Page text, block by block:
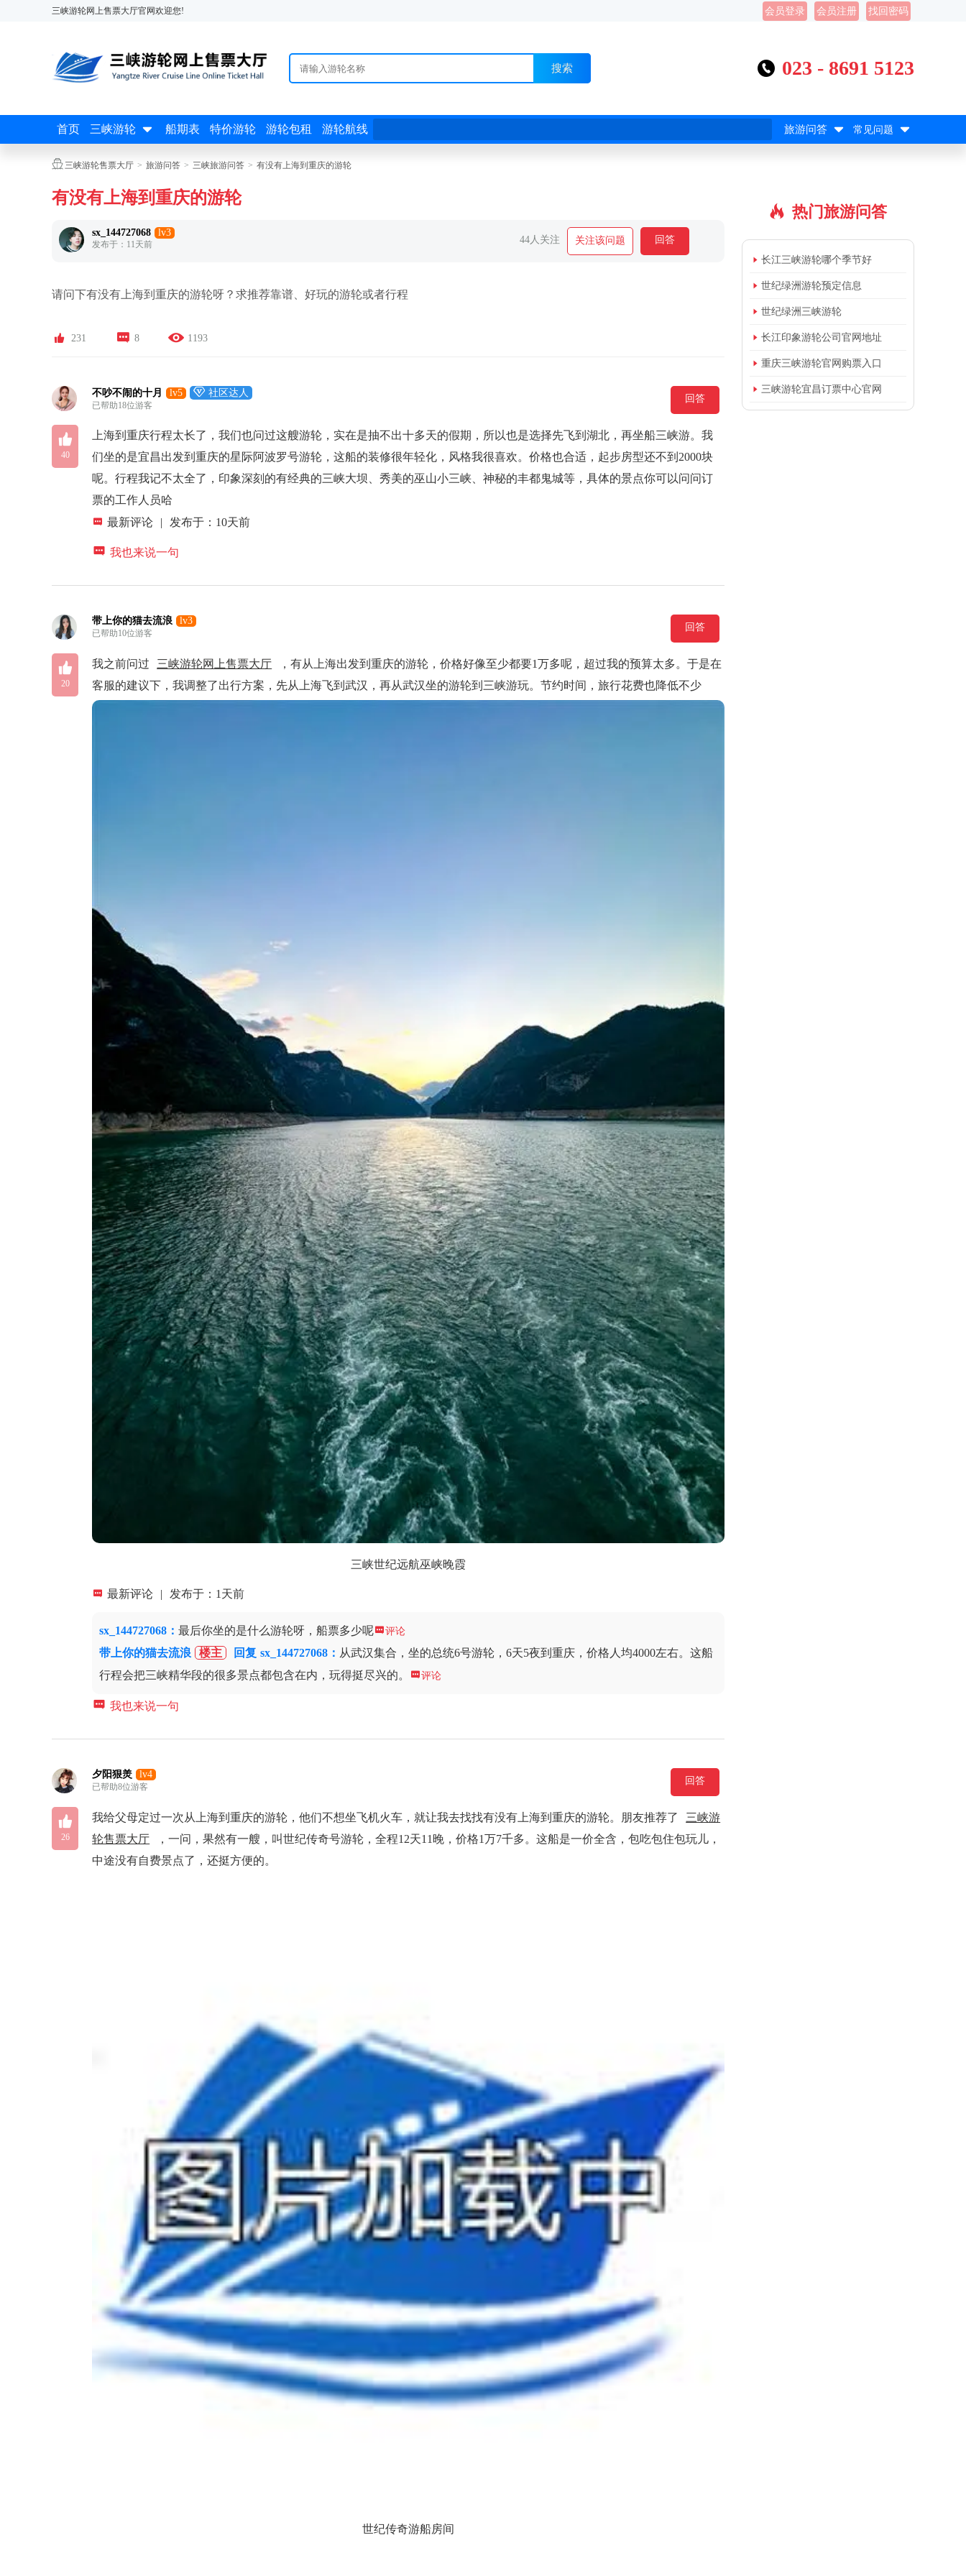
三峡游轮网上售票大厅官网欢迎您! 会员登录 会员注册 找回密码
搜索  023 - 8691 5123
首页 三峡游轮  船期表 特价游轮 游轮包租 游轮航线 旅游问答  常见问题 
三峡游轮售票大厅 > 旅游问答 > 三峡旅游问答 > 有没有上海到重庆的游轮
有没有上海到重庆的游轮
sx_144727068 lv3
发布于：11天前 44人关注 关注该问题 回答
请问下有没有上海到重庆的游轮呀？求推荐靠谱、好玩的游轮或者行程
 231  8  1193
不吵不闹的十月 lv5  社区达人
已帮助18位游客
回答

40
上海到重庆行程太长了，我们也问过这艘游轮，实在是抽不出十多天的假期，所以也是选择先飞到湖北，再坐船三峡游。我
们坐的是宜昌出发到重庆的星际阿波罗号游轮，这船的装修很年轻化，风格我很喜欢。价格也合适，起步房型还不到2000块
呢。行程我记不太全了，印象深刻的有经典的三峡大坝、秀美的巫山小三峡、神秘的丰都鬼城等，具体的景点你可以问问订
票的工作人员哈
 最新评论 | 发布于：10天前
 我也来说一句
带上你的猫去流浪 lv3
已帮助10位游客
回答

20
我之前问过 三峡游轮网上售票大厅
，有从上海出发到重庆的游轮，价格好像至少都要1万多呢，超过我的预算太多。于是在
客服的建议下，我调整了出行方案，先从上海飞到武汉，再从武汉坐的游轮到三峡游玩。节约时间，旅行花费也降低不少
三峡世纪远航巫峡晚霞
 最新评论 | 发布于：1天前
sx_144727068 ：最后你坐的是什么游轮呀，船票多少呢评论
带上你的猫去流浪 楼主 回复 sx_144727068： 从武汉集合，坐的总统6号游轮，6天5夜到重庆，价格人均4000左右。这船
行程会把三峡精华段的很多景点都包含在内，玩得挺尽兴的。
评论
 我也来说一句
夕阳狠羙 lv4
已帮助8位游客
回答

26
我给父母定过一次从上海到重庆的游轮，他们不想坐飞机火车，就让我去找找有没有上海到重庆的游轮。朋友推荐了
三峡游
轮售票大厅
，一问，果然有一艘，叫世纪传奇号游轮，全程12天11晚，价格1万7千多。这船是一价全含，包吃包住包玩儿，
中途没有自费景点了，还挺方便的。
 热门旅游问答
 长江三峡游轮哪个季节好
 世纪绿洲游轮预定信息
 世纪绿洲三峡游轮
 长江印象游轮公司官网地址
 重庆三峡游轮官网购票入口
 三峡游轮宜昌订票中心官网